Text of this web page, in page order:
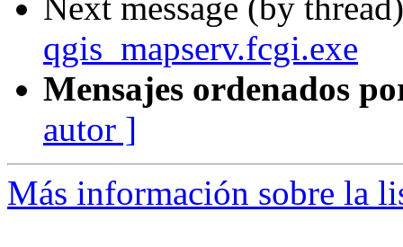
Next message (by
qgis_mapserv.fcgi.exe
Mensajes ordenados
autor ]
Más información sobre la